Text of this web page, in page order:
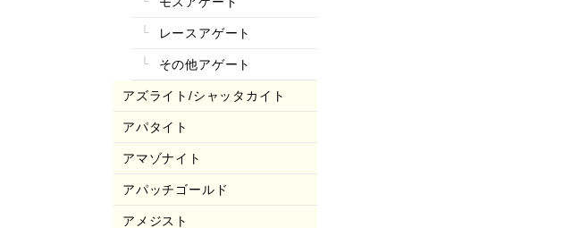
レースアゲート
その他アゲート
アズライト/シャッタカイト
アパタイト
アマゾナイト
アパッチゴールド
アメジスト